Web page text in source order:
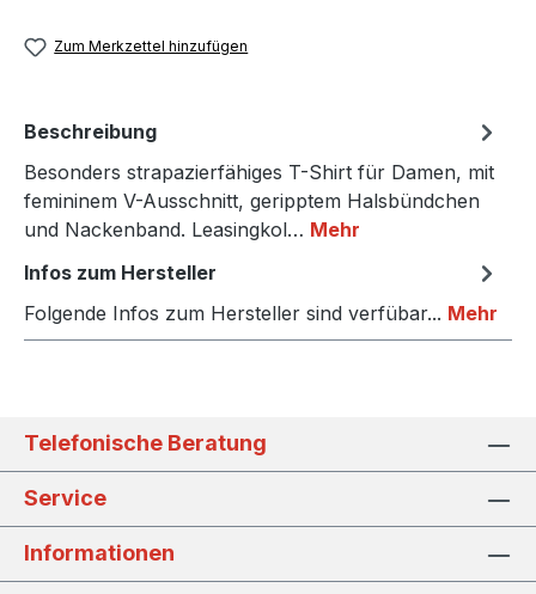
Zum Merkzettel hinzufügen
Beschreibung
Besonders strapazierfähiges T-Shirt für Damen, mit
femininem V-Ausschnitt, geripptem Halsbündchen
und Nackenband. Leasingkol… Mehr
Infos zum Hersteller
Folgende Infos zum Hersteller sind verfübar... Mehr
Telefonische Beratung
Service
Informationen